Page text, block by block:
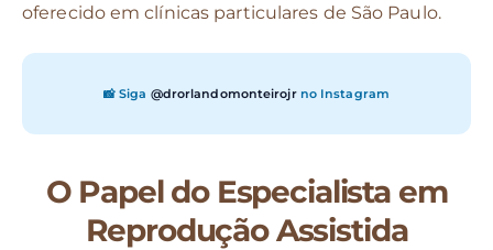
oferecido em clínicas particulares de São Paulo.
📸 Siga @drorlandomonteirojrno Instagram
O Papel do Especialista em
Reprodução Assistida